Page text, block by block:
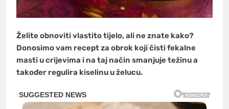
Želite obnoviti vlastito tijelo, ali ne znate kako?
Donosimo vam recept za obrok koji čisti fekalne
masti u crijevima i na taj način smanjuje težinu a
također regulira kiselinu u želucu.